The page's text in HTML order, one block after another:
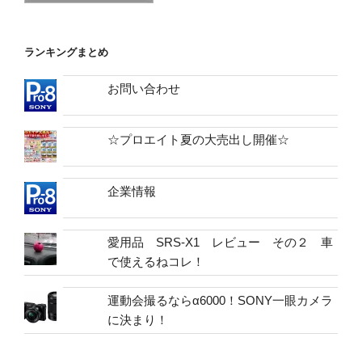
ランキングまとめ
お問い合わせ
☆プロエイト夏の大売出し開催☆
企業情報
愛用品 SRS-X1 レビュー その２ 車
で使えるねコレ！
運動会撮るならα6000！SONY一眼カメラ
に決まり！